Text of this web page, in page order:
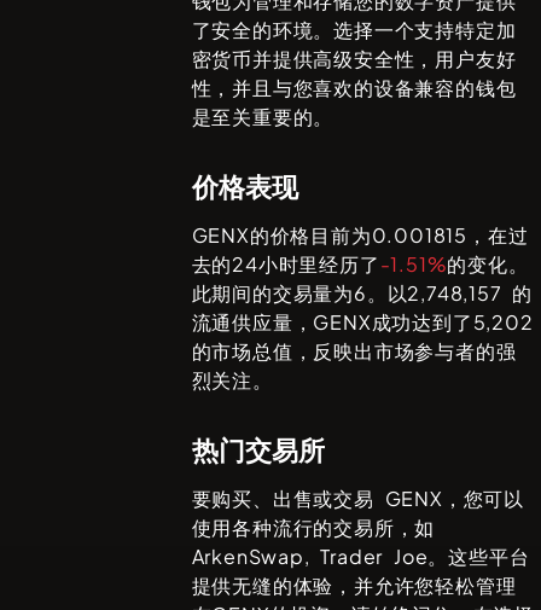
了安全的环境。选择一个支持特定加
密货币并提供高级安全性，用户友好
性，并且与您喜欢的设备兼容的钱包
是至关重要的。
价格表现
GENX的价格目前为0.001815 ，在过
去的24小时里经历了-1.51%的变化。
此期间的交易量为6。以2,748,157 的
流通供应量， GENX成功达到了5,202
的市场总值，反映出市场参与者的强
烈关注。
热门交易所
要购买、出售或交易 GENX ，您可以
使用各种流行的交易所，如
ArkenSwap, Trader Joe。这些平台
提供无缝的体验，并允许您轻松管理